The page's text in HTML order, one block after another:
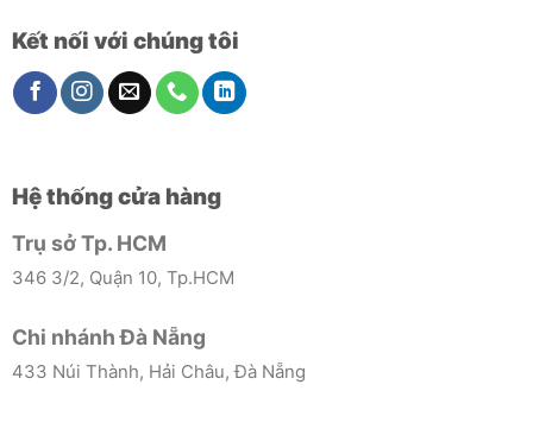
Kết nối với chúng tôi
Hệ thống cửa hàng
Trụ sở Tp. HCM
346 3/2, Quận 10, Tp.HCM
Chi nhánh Đà Nẵng
433 Núi Thành, Hải Châu, Đà Nẵng